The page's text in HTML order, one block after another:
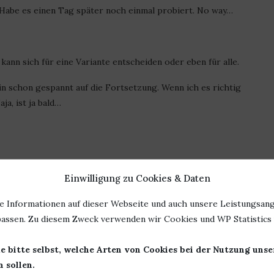
Einwilligung zu Cookies & Daten
Informationen auf dieser Webseite und auch unsere
Zu diesem Zweck verwenden wir Cookies und WP Statistics
bitte selbst, welche Arten von Cookies bei der Nutzung
sollen.
es einen Tag später noch einmal probiert. No way…
sich für eine Variante entscheiden oder eben für alle.
schon gespannt auf die Fortsetzung. Wenn ich es richtig
ist ja bald…